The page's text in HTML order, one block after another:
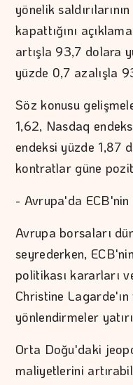
yönelik
kapattığını
artışla 93,7 dolara
yüzde 0,7 azalışla
Söz konusu
1,62, Nasdaq
endeksi yüzde 1,87
kontratlar güne
- Avrupa'da
Avrupa borsaları
seyrederken,
politikası kararları
Christine
yönlendirmeler
Orta Doğu'daki
maliyetlerini